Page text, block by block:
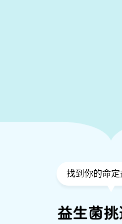
找到你的命定
益生菌